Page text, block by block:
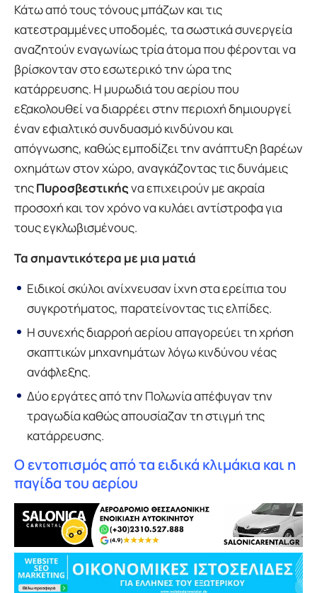
Κάτω από τους τόνους μπάζων και τις
κατεστραμμένες υποδομές, τα σωστικά συνεργεία
αναζητούν εναγωνίως τρία άτομα που φέρονται να
βρίσκονταν στο εσωτερικό την ώρα της
κατάρρευσης. Η μυρωδιά του αερίου που
εξακολουθεί να διαρρέει στην περιοχή δημιουργεί
έναν εφιαλτικό συνδυασμό κινδύνου και
απόγνωσης, καθώς εμποδίζει την ανάπτυξη βαρέων
οχημάτων στον χώρο, αναγκάζοντας τις δυνάμεις
τηςΠυροσβεστικήςνα επιχειρούν με ακραία
προσοχή και τον χρόνο να κυλάει αντίστροφα για
τους εγκλωβισμένους.
Τα σημαντικότερα με μια ματιά
Ειδικοί σκύλοι ανίχνευσαν ίχνη στα ερείπια του
συγκροτήματος, παρατείνοντας τις ελπίδες.
Η συνεχής διαρροή αερίου απαγορεύει τη χρήση
σκαπτικών μηχανημάτων λόγω κινδύνου νέας
ανάφλεξης.
Δύο εργάτες από την Πολωνία απέφυγαν την
τραγωδία καθώς απουσίαζαν τη στιγμή της
κατάρρευσης.
Ο εντοπισμός από τα ειδικά κλιμάκια και η
παγίδα του αερίου